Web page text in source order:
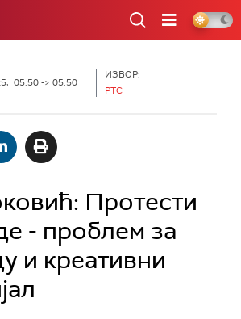
05:50 -> 05:50
ИЗВОР:
РТС
Протести
- проблем за
и креативни